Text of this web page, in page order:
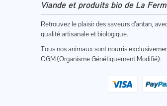
Viande et produits bio de La
Retrouvez le plaisir des saveurs d’antan,
qualité artisanale et biologique.
Tous nos animaux sont nourris
OGM (Organisme Génétiquement Modifié).